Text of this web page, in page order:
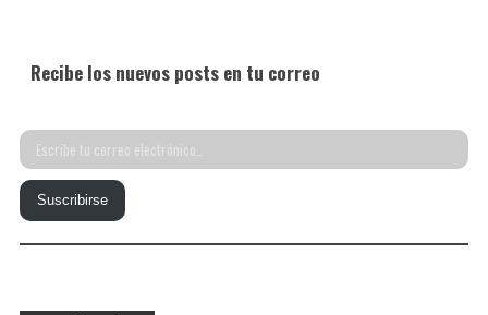
Recibe los nuevos posts en tu correo
Escribe
tu
correo
electrónico…
Suscribirse